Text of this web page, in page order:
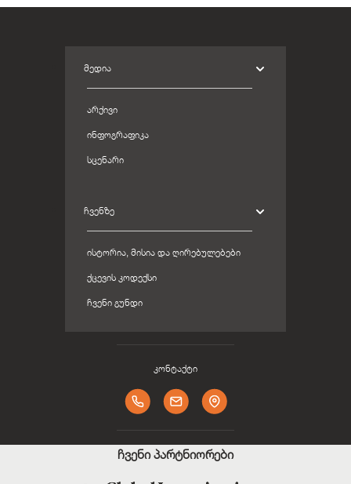
ᲛᲔᲓᲘᲐ
ᲐᲠᲥᲘᲕᲘ
ᲘᲜᲤᲝᲒᲠᲐᲤᲘᲙᲐ
ᲡᲪᲔᲜᲐᲠᲘ
ᲩᲕᲔᲜᲖᲔ
ᲘᲡᲢᲝᲠᲘᲐ, ᲛᲘᲡᲘᲐ ᲓᲐ ᲦᲘᲠᲔᲑᲣᲚᲔᲑᲔᲑᲘ
ᲥᲪᲔᲕᲘᲡ ᲙᲝᲓᲔᲥᲡᲘ
ᲩᲕᲔᲜᲘ ᲒᲣᲜᲓᲘ
კონტაქტი
ჩვენი პარტნიორები